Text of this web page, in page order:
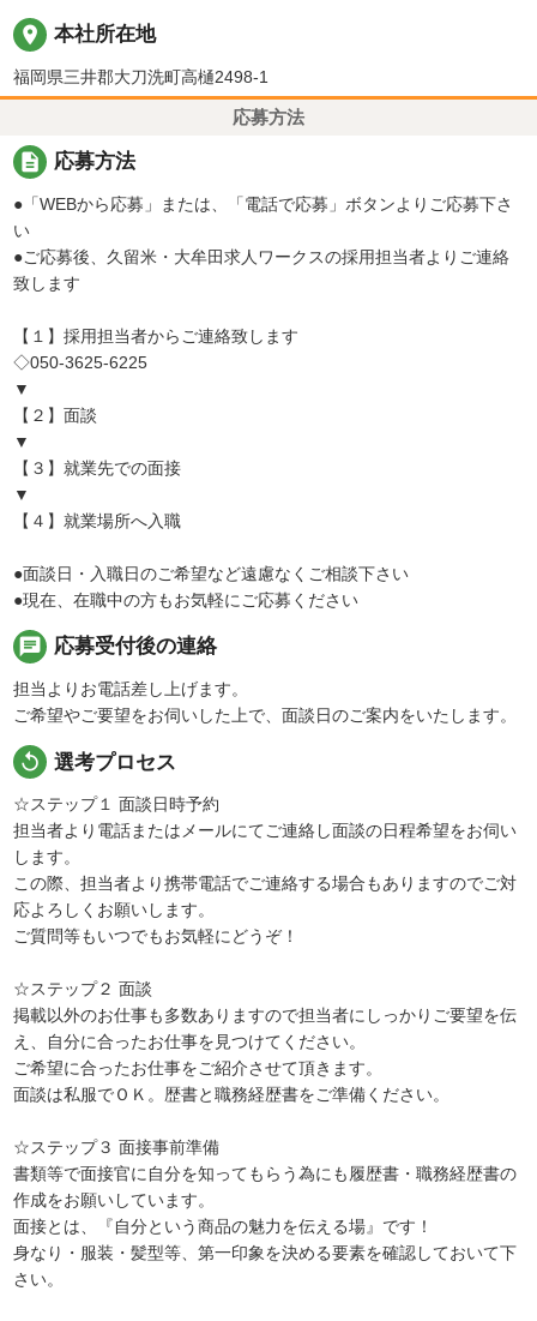
place 本社所在地
福岡県三井郡大刀洗町高樋2498-1
応募方法
description 応募方法
●「WEBから応募」または、「電話で応募」ボタンよりご応募下さ
い
●ご応募後、久留米・大牟田求人ワークスの採用担当者よりご連絡
致します
【１】採用担当者からご連絡致します
◇050-3625-6225
▼
【２】面談
▼
【３】就業先での面接
▼
【４】就業場所へ入職
●面談日・入職日のご希望など遠慮なくご相談下さい
●現在、在職中の方もお気軽にご応募ください
chat 応募受付後の連絡
担当よりお電話差し上げます。
ご希望やご要望をお伺いした上で、面談日のご案内をいたします。
replay 選考プロセス
☆ステップ１ 面談日時予約
担当者より電話またはメールにてご連絡し面談の日程希望をお伺い
します。
この際、担当者より携帯電話でご連絡する場合もありますのでご対
応よろしくお願いします。
ご質問等もいつでもお気軽にどうぞ！
☆ステップ２ 面談
掲載以外のお仕事も多数ありますので担当者にしっかりご要望を伝
え、自分に合ったお仕事を見つけてください。
ご希望に合ったお仕事をご紹介させて頂きます。
面談は私服でＯＫ。歴書と職務経歴書をご準備ください。
☆ステップ３ 面接事前準備
書類等で面接官に自分を知ってもらう為にも履歴書・職務経歴書の
作成をお願いしています。
面接とは、『自分という商品の魅力を伝える場』です！
身なり・服装・髪型等、第一印象を決める要素を確認しておいて下
さい。